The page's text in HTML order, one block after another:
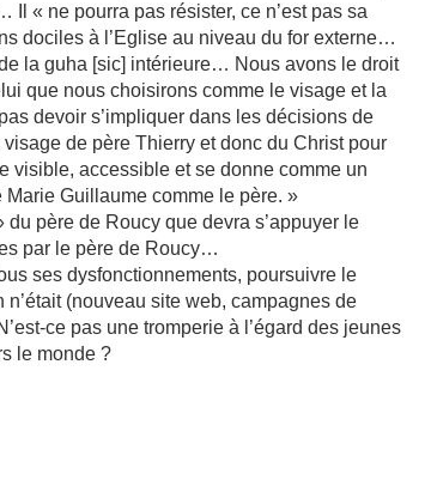
Il « ne pourra pas résister, ce n’est pas sa
dociles à l’Eglise au niveau du for externe…
la guha [sic] intérieure… Nous avons le droit
que nous choisirons comme le visage et la
devoir s’impliquer dans les décisions de
de père Thierry et donc du Christ pour
visible, accessible et se donne comme un
Marie Guillaume comme le père. »
père de Roucy que devra s’appuyer le
par le père de Roucy…
ses dysfonctionnements, poursuivre le
(nouveau site web, campagnes de
ce pas une tromperie à l’égard des jeunes
le monde ?